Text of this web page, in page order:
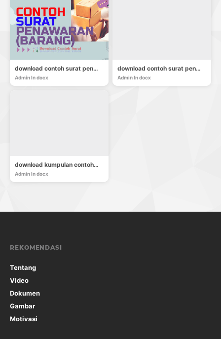
download contoh surat penawaran
AdminIn docx
download contoh surat penawaran jasa
AdminIn docx
download kumpulan contoh surat cuti hamil
AdminIn docx
REKOMENDASI
Tentang
Video
Dokumen
Gambar
Motivasi